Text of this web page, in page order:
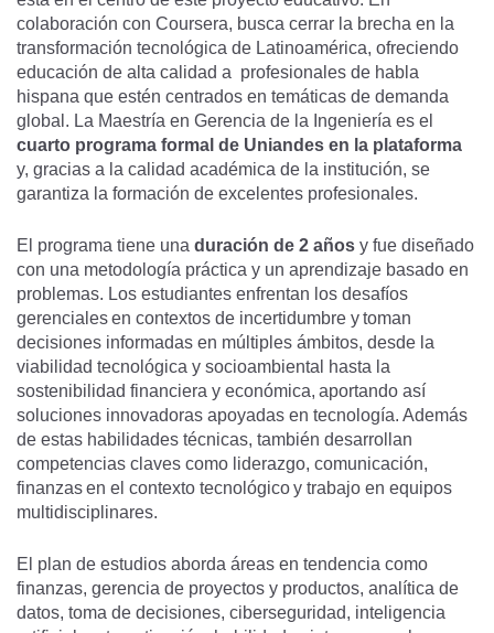
colaboración con Coursera, busca cerrar la brecha en la
transformación tecnológica de Latinoamérica, ofreciendo
educación de alta calidad a profesionales de habla
hispana que estén centrados en temáticas de demanda
global. La Maestría en Gerencia de la Ingeniería es el
cuarto programa formal de Uniandes en la plataforma
y, gracias a la calidad académica de la institución, se
garantiza la formación de excelentes profesionales.
El programa tiene una duración de 2 años y fue diseñado
con una metodología práctica y un aprendizaje basado en
problemas. Los estudiantes enfrentan los desafíos
gerenciales en contextos de incertidumbre y toman
decisiones informadas en múltiples ámbitos, desde la
viabilidad tecnológica y socioambiental hasta la
sostenibilidad financiera y económica, aportando así
soluciones innovadoras apoyadas en tecnología. Además
de estas habilidades técnicas, también desarrollan
competencias claves como liderazgo, comunicación,
finanzas en el contexto tecnológico y trabajo en equipos
multidisciplinares.
El plan de estudios aborda áreas en tendencia como
finanzas, gerencia de proyectos y productos, analítica de
datos, toma de decisiones, ciberseguridad, inteligencia